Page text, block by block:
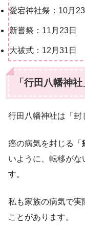
愛宕神社祭：10月23
新嘗祭：11月23日
大祓式：12月31日
「行田八幡神
行田八幡神社は「封
癌の病気を封じる「
いように、転移がな
す。
私も家族の病気で実
ことがあります。